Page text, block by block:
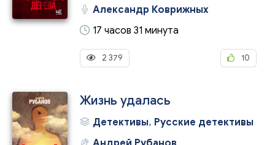
Александр Коврижных
17 часов 31 минута
2 379 10
Жизнь удалась
Детективы, Русские детективы